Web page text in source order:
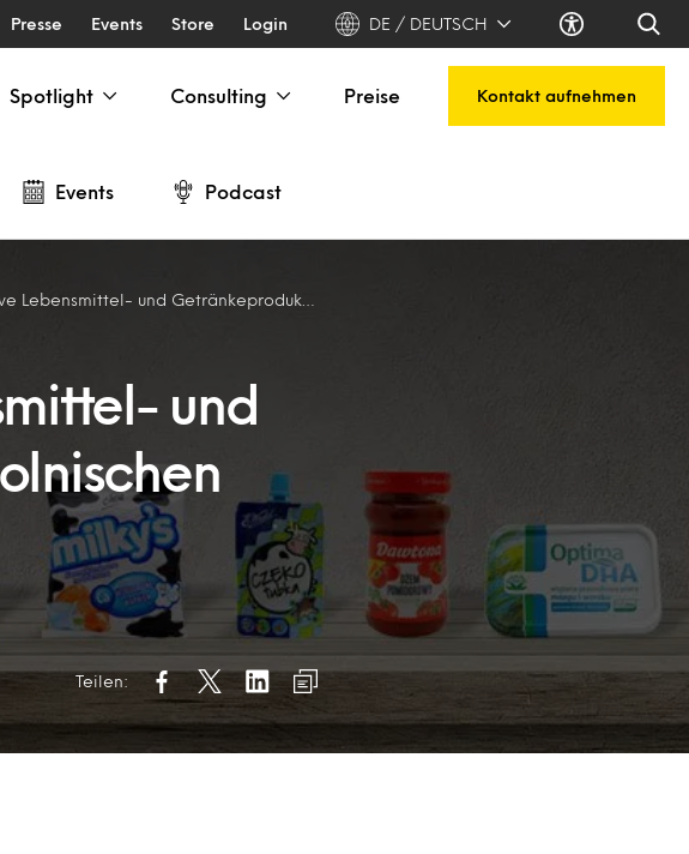
Presse Events Store Login DE / DEUTSCH
Spotlight Consulting Preise Kontakt aufnehmen
Events Podcast
und Getränkeprodukte im polnischen Markt
und
Teilen: